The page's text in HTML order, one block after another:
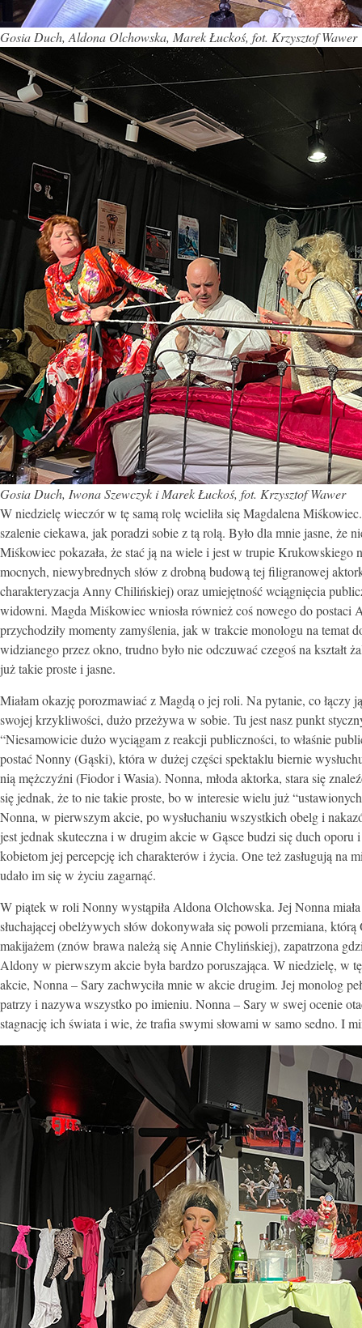
Gosia Duch, Aldona Olchowska, Marek Łuckoś, fot. Krzysztof Wawer
Gosia Duch, Iwona Szewczyk i Marek Łuckoś, fot. Krzysztof Wawer
W niedzielę wieczór w tę samą rolę wcieliła się Magdalena
szalenie ciekawa, jak poradzi sobie z tą rolą. Było dla mnie jasne, że
Miśkowiec pokazała, że stać ją na wiele i jest w trupie Krukowskiego
mocnych, niewybrednych słów z drobną budową tej filigranowej
charakteryzacja Anny Chilińskiej) oraz umiejętność wciągnięcia
widowni. Magda Miśkowiec wniosła również coś nowego do postaci
przychodziły momenty zamyślenia, jak w trakcie monologu na temat
widzianego przez okno, trudno było nie odczuwać czegoś na kształt
już takie proste i jasne.
Miałam okazję porozmawiać z Magdą o jej roli. Na pytanie, co łączy
swojej krzykliwości, dużo przeżywa w sobie. Tu jest nasz punkt
“Niesamowicie dużo wyciągam z reakcji publiczności, to właśnie
postać Nonny (Gąski), która w dużej części spektaklu biernie
nią mężczyźni (Fiodor i Wasia). Nonna, młoda aktorka, stara się
się jednak, że to nie takie proste, bo w interesie wielu już
Nonna, w pierwszym akcie, po wysłuchaniu wszystkich obelg i
jest jednak skuteczna i w drugim akcie w Gąsce budzi się duch
kobietom jej percepcję ich charakterów i życia. One też zasługują na
udało im się w życiu zagarnąć.
W piątek w roli Nonny wystąpiła Aldona Olchowska. Jej Nonna
słuchającej obelżywych słów dokonywała się powoli przemiana,
makijażem (znów brawa należą się Annie Chylińskiej), zapatrzona
Aldony w pierwszym akcie była bardzo poruszająca. W niedzielę,
akcie, Nonna – Sary zachwyciła mnie w akcie drugim. Jej monolog
patrzy i nazywa wszystko po imieniu. Nonna – Sary w swej ocenie
stagnację ich świata i wie, że trafia swymi słowami w samo sedno. I